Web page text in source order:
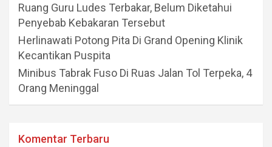
Ruang Guru Ludes Terbakar, Belum Diketahui
Penyebab Kebakaran Tersebut
Herlinawati Potong Pita Di Grand Opening Klinik
Kecantikan Puspita
Minibus Tabrak Fuso Di Ruas Jalan Tol Terpeka, 4
Orang Meninggal
Komentar Terbaru